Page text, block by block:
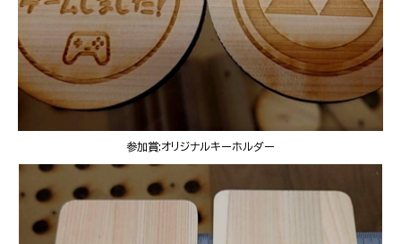
参加賞:オリジナルキーホルダー